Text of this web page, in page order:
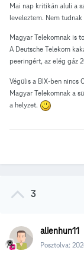
Mai nap kritikán aluli a
leveleztem. Nem
Magyar Telekomnak is
A Deutsche Telekom
peeringért, az elég gáz
Végülis a BIX-ben nincs
Magyar Telekomnak a
a helyzet.
3
alienhun11
Posztolva: